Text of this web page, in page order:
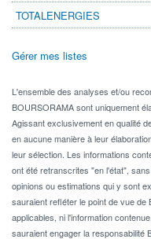
TOTALENERGIES
Gérer mes listes
L'ensemble des analyses et/ou
BOURSORAMA sont uniquement
Agissant exclusivement en qualité
en aucune manière à leur
leur sélection. Les informations
ont été retranscrites "en l'état",
opinions ou estimations qui y sont
sauraient refléter le point de vue
applicables, ni l'information
sauraient engager la responsabilité